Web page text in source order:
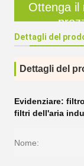
Ottenga il
Dettagli del
Dettagli del
Evidenziare:
filtri dell'aria
Nome: